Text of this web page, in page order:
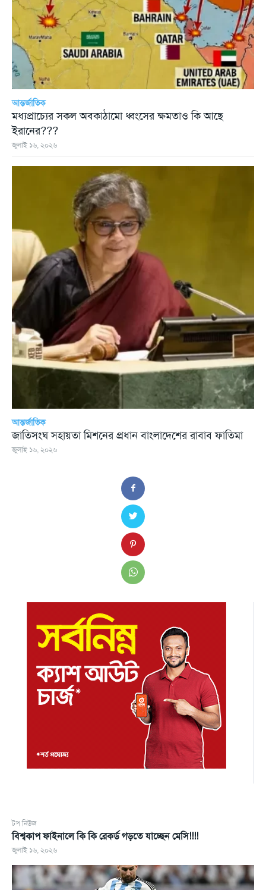
টপ নিউজ
বিশ্বকাপ ফাইনালে কি কি রেকর্ড গড়তে যাচ্ছেন মেসি!!!!
জুলাই ১৬, ২০২৬
আন্তর্জাতিক
মধ্যপ্রাচ্যের সকল অবকাঠামো ধ্বংসের ক্ষমতাও কি আছে
ইরানের???
জুলাই ১৬, ২০২৬
আন্তর্জাতিক
জাতিসংঘ সহায়তা মিশনের প্রধান বাংলাদেশের রাবাব ফাতিমা
জুলাই ১৬, ২০২৬